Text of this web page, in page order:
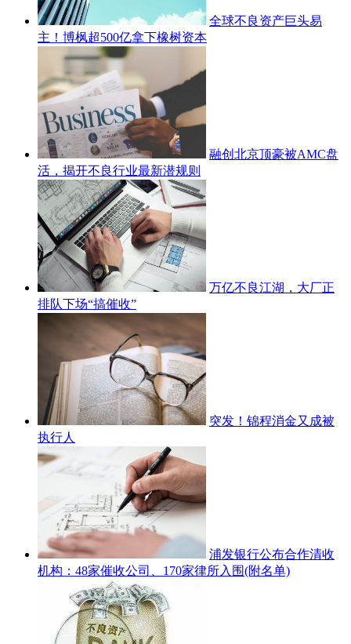
全球不良资产巨头易
主！博枫超500亿拿下橡树资本
融创北京顶豪被AMC盘
活，揭开不良行业最新潜规则
万亿不良江湖，大厂正
排队下场“搞催收”
突发！锦程消金又成被
执行人
浦发银行公布合作清收
机构：48家催收公司、170家律所入围(附名单)